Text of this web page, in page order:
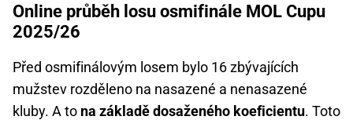
Online průběh losu osmifinále MOL Cupu
2025/26
Před osmifinálovým losem bylo 16 zbývajících
mužstev rozděleno na nasazené a nenasazené
kluby. A to na základě dosaženého koeficientu. Toto